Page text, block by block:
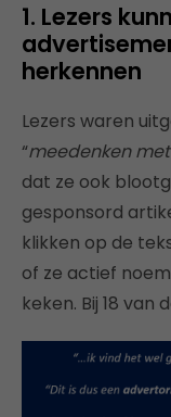
1. Lezers
herkennen
Lezers waren
“meedenken met
dat ze ook
gesponsord
klikken op de
of ze actief
keken. Bij 18 van